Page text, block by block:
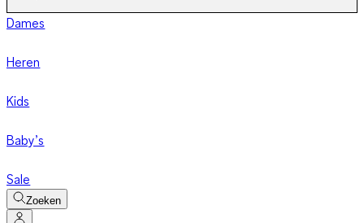
Dames
Heren
Kids
Baby’s
Sale
Zoeken